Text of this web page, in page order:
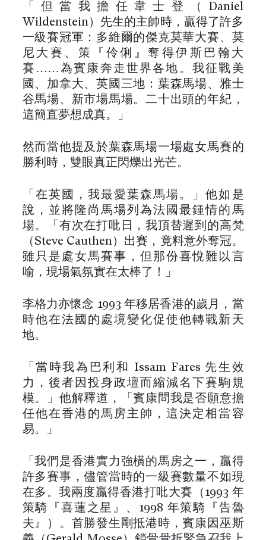
「但當我擔任韋士登（Daniel
Wildenstein）先生的主帥時，贏得了許多
一級賽冠軍：多維爾的傑克莫華大賽、莫
尼大賽、策『伶俐』奪得伊斯巴翰大
賽……為賓康奔走世界各地。我征戰美
國、加拿大、英國三地：葉森馬場、雅士
谷馬場、新市場馬場。二十出頭的年紀，
這簡直夢想成真。」
然而當他提及於葉森馬場一場處女馬賽的
勝利時，雙眼真正閃爍出光芒。
「在英國，我最愛葉森馬場。」他如是
說，並將隆尚馬場列為法國最鍾情的馬
場。「有次在打吡日，我頂替遲到的高梵
（Steve Cauthen）出賽，竟料意外奪冠。
雖只是處女馬賽事，但那份喜悅難以言
喻，現場氣氛實在太棒了！」
李格力亦懷念 1993 年移居香港的歲月，當
時他在法國的處境變化促使他轉戰新天
地。
「當時我為巴利和 Issam Fares 先生效
力，後者因投身政壇而縮減名下賽駒規
模。」他解釋道，「賓康問我是否願意擔
任他在香港的馬房主帥，這決定相當容
易。」
「我們是香港實力強橫的馬房之一，贏得
許多賽事，儘管當時的一級賽數量不如現
在多。我兩度贏得香港打吡大賽（1993 年
策騎『喜蓮之星』、1998 年策騎『告魯
夫』）。首勝發生剛抵港時，賓康因巫斯